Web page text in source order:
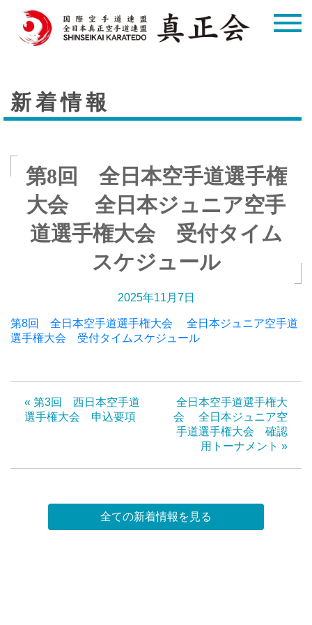
新着情報
第8回 全日本空手道選手権
大会 全日本ジュニア空手
道選手権大会 受付タイム
スケジュール
2025年11月7日
第8回 全日本空手道選手権大会 全日本ジュニア空手道
選手権大会 受付タイムスケジュール
« 第3回 西日本空手道
選手権大会 申込要項
全日本空手道選手権大
会 全日本ジュニア空
手道選手権大会 確認
用トーナメント »
全ての新着情報を見る